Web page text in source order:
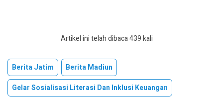
Artikel ini telah dibaca 439 kali
Berita Jatim
Berita Madiun
Gelar Sosialisasi Literasi Dan Inklusi Keuangan